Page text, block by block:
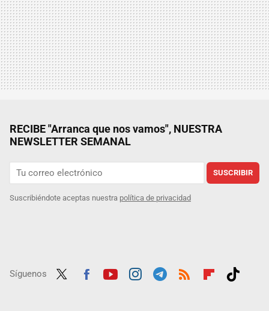
RECIBE "Arranca que nos vamos", NUESTRA
NEWSLETTER SEMANAL
SUSCRIBIR
Suscribiéndote aceptas nuestra política de privacidad
Síguenos